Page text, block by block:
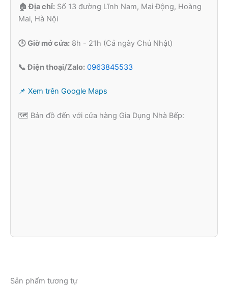
🏠 Địa chỉ: Số 13 đường Lĩnh Nam, Mai Động, Hoàng
Mai, Hà Nội
🕒 Giờ mở cửa: 8h - 21h (Cả ngày Chủ Nhật)
📞 Điện thoại/Zalo: 0963845533
📌 Xem trên Google Maps
🗺️ Bản đồ đến với cửa hàng Gia Dụng Nhà Bếp:
Sản phẩm tương tự